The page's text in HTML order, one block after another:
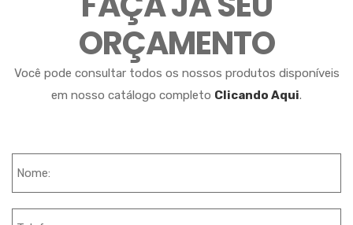
ORÇAMENTO
Você pode consultar todos os nossos produtos disponíveis
em nosso catálogo completo Clicando Aqui.